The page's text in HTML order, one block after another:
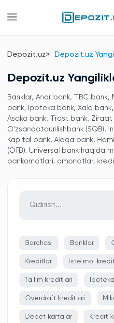
Depozit.uz Depozit.uz
Depozit.uz
Banklar, Anor bank, TBC
bank, Ipoteka bank, Xalq bank,
Asaka bank, Trast bank,
O'zsanoatqurilishbank (SQB),
Kapital bank, Aloqa bank,
(OFB), Universal bank haqida
bankomatlari, omonatlar,
Barchasi Banklar
Kreditlar Iste'mol
Ta'lim kreditlari
Overdraft kreditlari
Debet kartalar Kredit